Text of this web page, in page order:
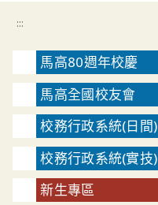
:::
馬高80週年校慶
馬高全國校友會
校務行政系統(日間)
校務行政系統(實技)
新生專區